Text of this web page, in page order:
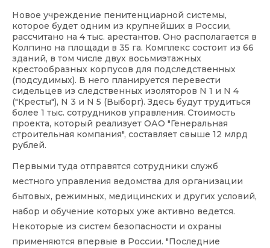
Новое учреждение пенитенциарной системы,
которое будет одним из крупнейших в России,
рассчитано на 4 тыс. арестантов. Оно располагается в
Колпино на площади в 35 га. Комплекс состоит из 66
зданий, в том числе двух восьмиэтажных
крестообразных корпусов для подследственных
(подсудимых). В него планируется перевести
сидельцев из следственных изоляторов N 1 и N 4
("Кресты"), N 3 и N 5 (Выборг). Здесь будут трудиться
более 1 тыс. сотрудников управления. Стоимость
проекта, который реализует ОАО "Генеральная
строительная компания", составляет свыше 12 млрд
рублей.
Первыми туда отправятся сотрудники служб
местного управления ведомства для организации
бытовых, режимных, медицинских и других условий,
набор и обучение которых уже активно ведется.
Некоторые из систем безопасности и охраны
применяются впервые в России. "Последние